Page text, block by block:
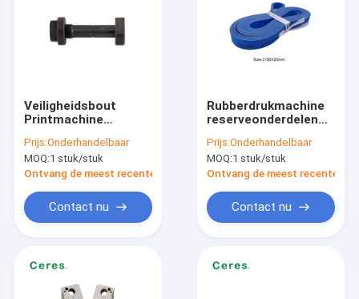
Veiligheidsbout
Printmachine
Polar 115 EMC-
papierknipper
Prijs:Onderhandelbaar
MOQ:1 stuk/stuk
Ontvang de meest recente Prijs
Contact nu
Rubberdrukmachine
reserveonderdelen
Anti-statisch
Prijs:Onderhandelbaar
MOQ:1 stuk/stuk
Ontvang de meest recente
Contact nu